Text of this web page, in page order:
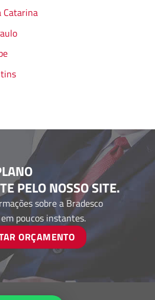
Catarina
PELO NOSSO SITE.
sobre a Bradesco
poucos instantes.
ORÇAMENTO